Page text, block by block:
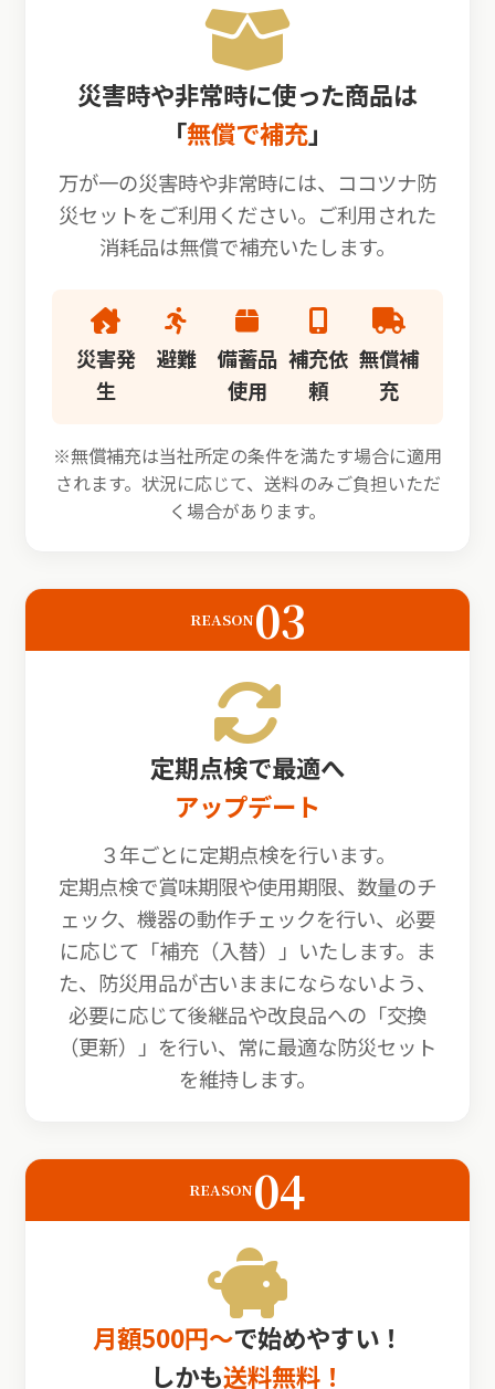
災害時や非常時に使った商品は
「無償で補充」
万が一の災害時や非常時には、ココツナ防
災セットをご利用ください。ご利用された
消耗品は無償で補充いたします。
災害発
生
避難
備蓄品
使用
補充依
頼
無償補
充
※無償補充は当社所定の条件を満たす場合に適用
されます。状況に応じて、送料のみご負担いただ
く場合があります。
REASON03
定期点検で最適へ
アップデート
３年ごとに定期点検を行います。
定期点検で賞味期限や使用期限、数量のチ
ェック、機器の動作チェックを行い、必要
に応じて「補充（入替）」いたします。ま
た、防災用品が古いままにならないよう、
必要に応じて後継品や改良品への「交換
（更新）」を行い、常に最適な防災セット
を維持します。
REASON04
月額500円〜で始めやすい！
しかも送料無料！